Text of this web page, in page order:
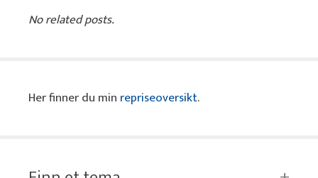
No related posts.
Her finner du min repriseoversikt.